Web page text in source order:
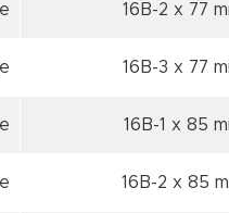
16B-2 x 77
16B-3 x 77
16B-1 x 85
16B-2 x 85